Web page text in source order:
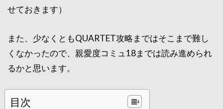
せておきます）
また、少なくともQUARTET攻略まではそこまで難し
くなかったので、親愛度コミュ18までは読み進められ
るかと思います。
目次